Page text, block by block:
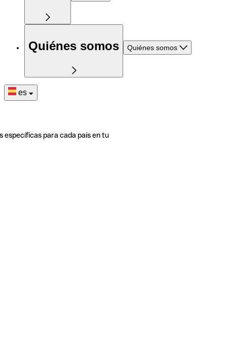
Quiénes somos Quiénes somos
es
específicas para cada país en tu